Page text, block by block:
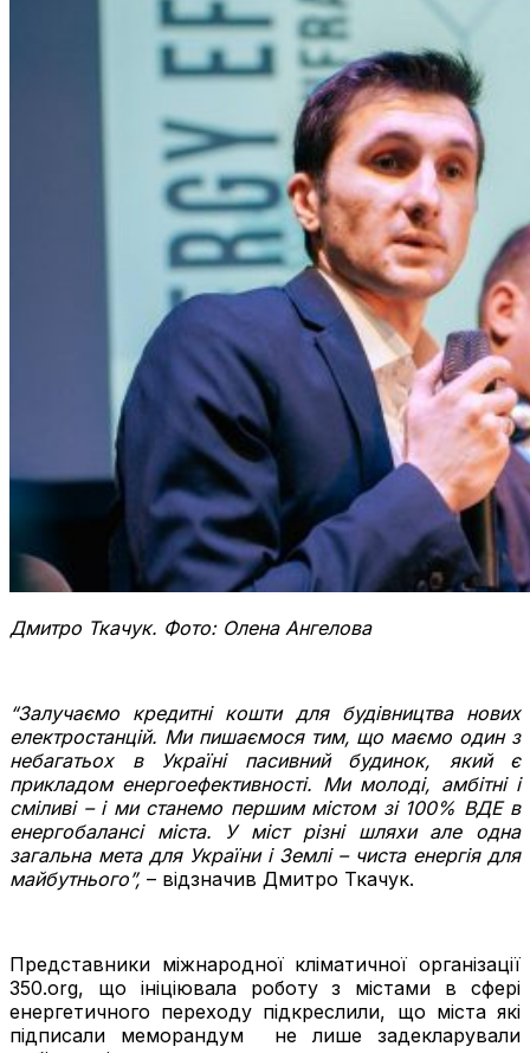
Дмитро Ткачук. Фото: Олена Ангелова
“Залучаємо кредитні кошти для будівництва нових
електростанцій. Ми пишаємося тим, що маємо один з
небагатьох в Україні пасивний будинок, який є
прикладом енергоефективності. Ми молоді, амбітні і
сміливі – і ми станемо першим містом зі 100% ВДЕ в
енергобалансі міста. У міст різні шляхи але одна
загальна мета для України і Землі – чиста енергія для
майбутнього”, – відзначив Дмитро Ткачук.
Представники міжнародної кліматичної організації
350.org, що ініціювала роботу з містами в сфері
енергетичного переходу підкреслили, що міста які
підписали меморандум не лише задекларували